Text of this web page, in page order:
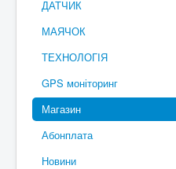
ДАТЧИК
МАЯЧОК
ТЕХНОЛОГІЯ
GPS моніторинг
Магазин
Абонплата
Новини